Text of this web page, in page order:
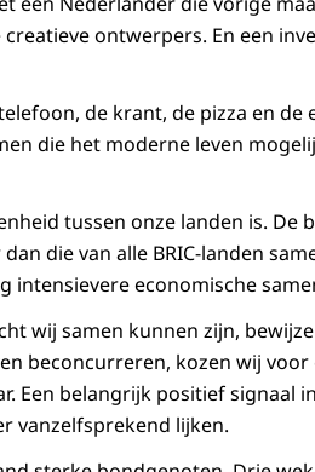
ontwerpers. En een
de krant, de pizza en de
die het moderne leven
tussen onze landen is. De
die van alle BRIC-landen
intensievere economische
wij samen kunnen zijn,
beconcurreren, kozen wij
Een belangrijk positief signaal
vanzelfsprekend lijken.